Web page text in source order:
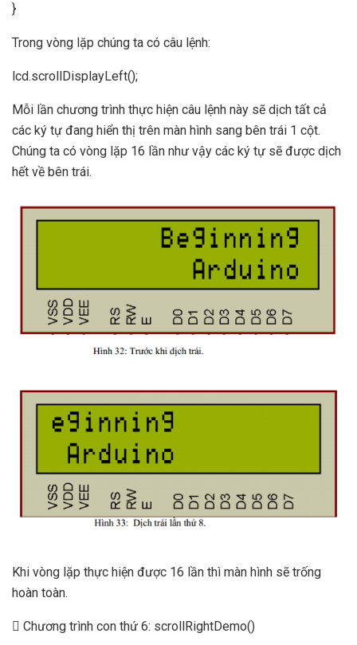
}
Trong vòng lặp chúng ta có câu lệnh:
lcd.scrollDisplayLeft();
Mỗi lần chương trình thực hiện câu lệnh này sẽ dịch tất cả
các ký tự đang hiển thị trên màn hình sang bên trái 1 cột.
Chúng ta có vòng lặp 16 lần như vậy các ký tự sẽ được dịch
hết về bên trái.
Khi vòng lặp thực hiện được 16 lần thì màn hình sẽ trống
hoàn toàn.
 Chương trình con thứ 6: scrollRightDemo()